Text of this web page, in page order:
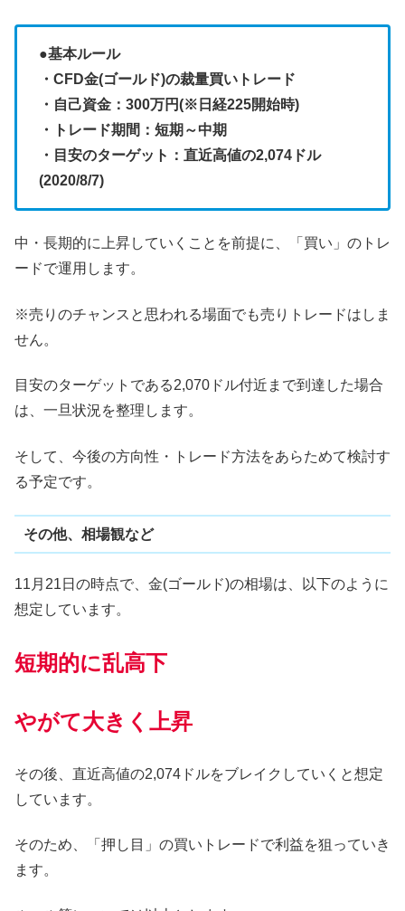
●基本ルール
・CFD金(ゴールド)の裁量買いトレード
・自己資金：300万円(※日経225開始時)
・トレード期間：短期～中期
・目安のターゲット：直近高値の2,074ドル
(2020/8/7)
中・長期的に上昇していくことを前提に、「買い」のトレ
ードで運用します。
※売りのチャンスと思われる場面でも売りトレードはしま
せん。
目安のターゲットである2,070ドル付近まで到達した場合
は、一旦状況を整理します。
そして、今後の方向性・トレード方法をあらためて検討す
る予定です。
その他、相場観など
11月21日の時点で、金(ゴールド)の相場は、以下のように
想定しています。
短期的に乱高下
やがて大きく上昇
その後、直近高値の2,074ドルをブレイクしていくと想定
しています。
そのため、「押し目」の買いトレードで利益を狙っていき
ます。